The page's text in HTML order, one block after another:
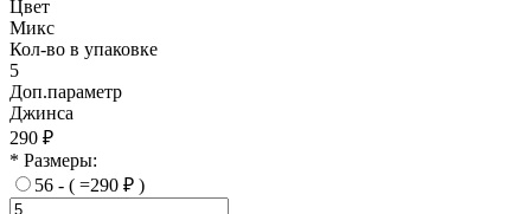
Цвет
Микс
Кол-во в упаковке
5
Доп.параметр
Джинса
290 ₽
* Размеры:
56 - ( =290 ₽ )